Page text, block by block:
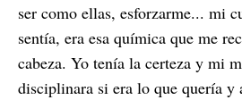
ser como ellas, esforzarme... mi
sentía, era esa química que me
cabeza. Yo tenía la certeza y mi
disciplinara si era lo que quería y